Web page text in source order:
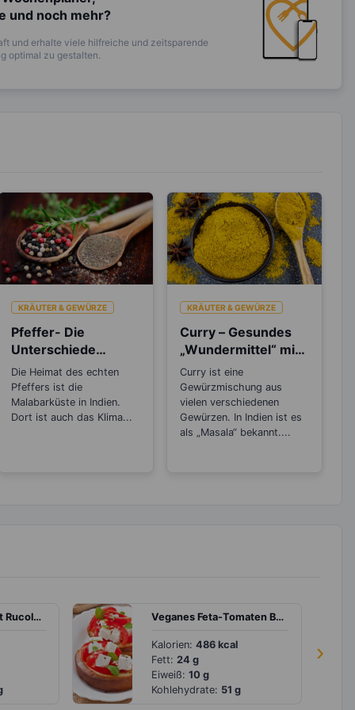
und noch mehr?
und erhalte viele hilfreiche und zeitsparende
optimal zu gestalten.
KRÄUTER & GEWÜRZE
Pfeffer- Die
Unterschiede
zwischen den
Sorten
Die Heimat des echten
Pfeffers ist die
Malabarküste in Indien.
Dort ist auch das Klima...
KRÄUTER & GEWÜRZE
Curry – Gesundes
„Wundermittel“ mit
Geschmack
Curry ist eine
Gewürzmischung aus
vielen verschiedenen
Gewürzen. In Indien ist es
als „Masala“ bekannt....
›
Spaghetti-Salat mit Rucola, Paprika und Parmezzano Veganes Feta-Tomaten Baguette
Kalorien: 486 kcal
Fett: 24 g
Eiweiß: 10 g
Kohlehydrate: 51 g